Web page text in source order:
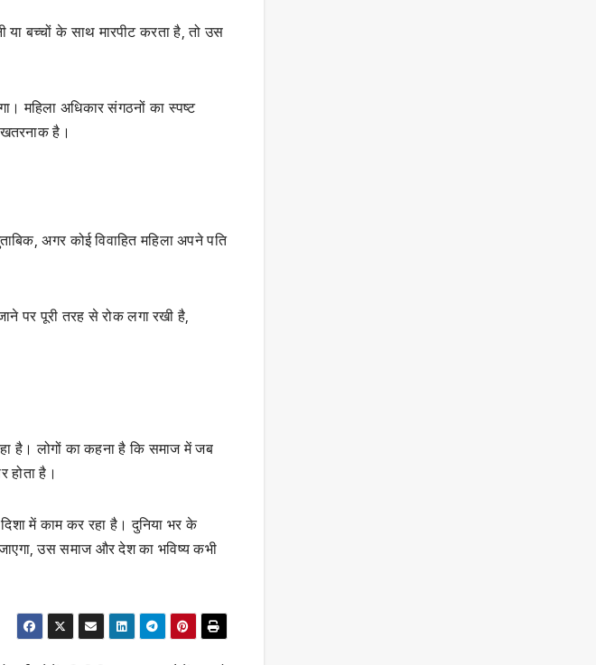
या बच्चों के साथ मारपीट करता है, तो उस
महिला अधिकार संगठनों का स्पष्ट
खतरनाक है।
अगर कोई विवाहित महिला अपने पति
पर पूरी तरह से रोक लगा रखी है,
है। लोगों का कहना है कि समाज में जब
होता है।
में काम कर रहा है। दुनिया भर के
उस समाज और देश का भविष्य कभी